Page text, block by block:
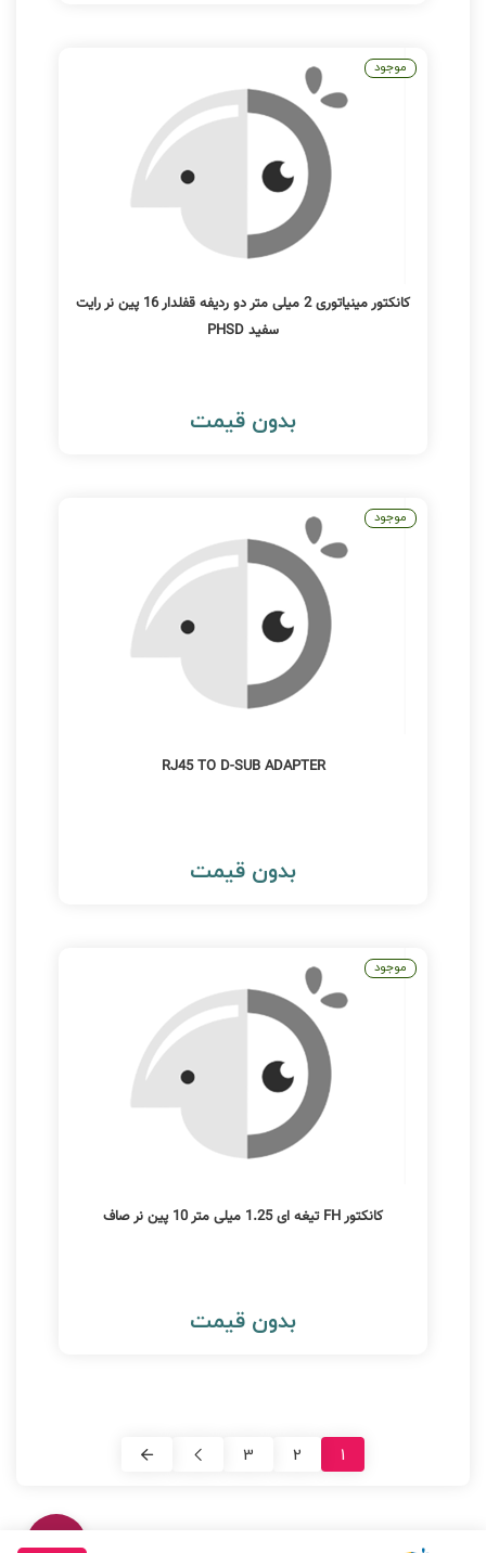
کانکتور مینیاتوری 2 میلی متر دو ردیفه قفلدار 16 پین نر رایت
سفید PHSD
بدون قیمت
موجود
RJ45 TO D-SUB ADAPTER
بدون قیمت
موجود
کانکتور FH تیغه ای 1.25 میلی متر 10 پین نر صاف
بدون قیمت
موجود
1
2
3